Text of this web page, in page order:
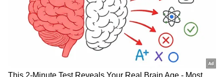
ಸಂಗೀತ ಸಂಯೋಜಕ ವಸಂತ ದೇಸಾಯಿ ಅವರ
ಮುಖಾಮುಖಿ ಸಂಭವಿಸಿತು.